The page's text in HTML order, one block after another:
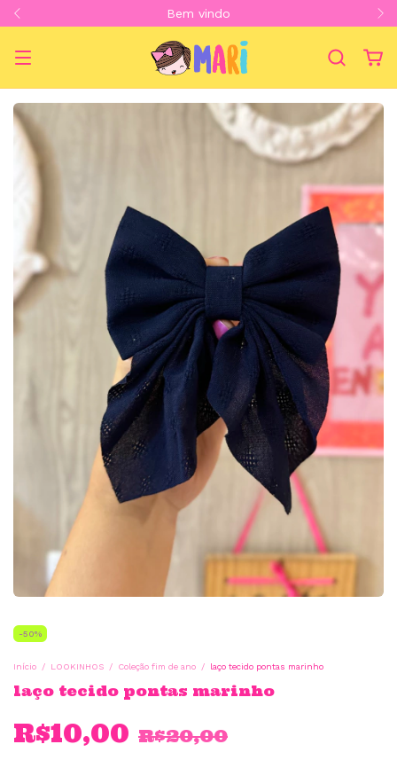
Bem vindo
-50%
Início / LOOKINHOS / Coleção fim de ano / laço tecido pontas marinho
laço tecido pontas marinho
R$10,00 R$20,00